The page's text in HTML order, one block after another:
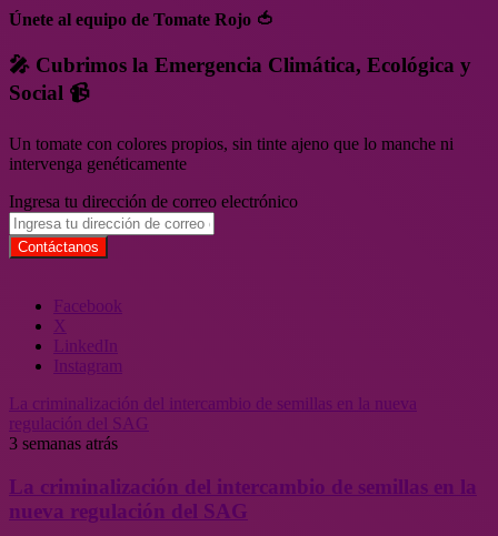
Únete al equipo de Tomate Rojo 🍅
🎤 Cubrimos la Emergencia Climática, Ecológica y
Social 📹
Un tomate con colores propios, sin tinte ajeno que lo manche ni
intervenga genéticamente
Ingresa tu dirección de correo electrónico
Facebook
X
LinkedIn
Instagram
La criminalización del intercambio de semillas en la nueva
regulación del SAG
3 semanas atrás
La criminalización del intercambio de semillas en la
nueva regulación del SAG